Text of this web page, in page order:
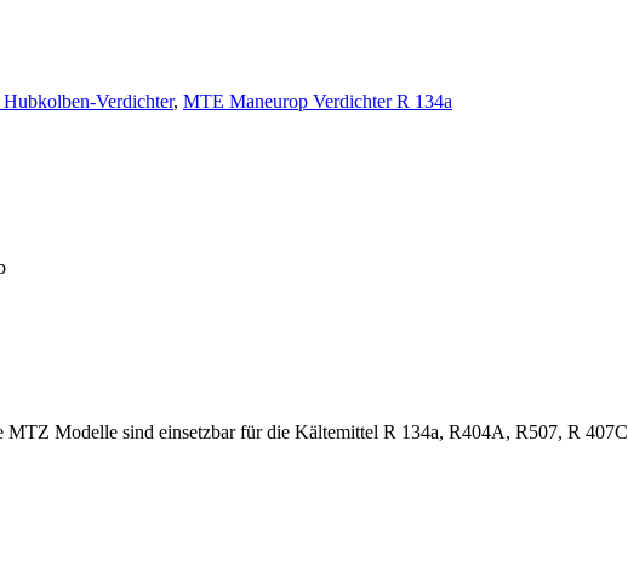
Verdichter, MTE Maneurop Verdichter R 134a
Modelle sind einsetzbar für die Kältemittel R 134a, R404A, R507, R 407C